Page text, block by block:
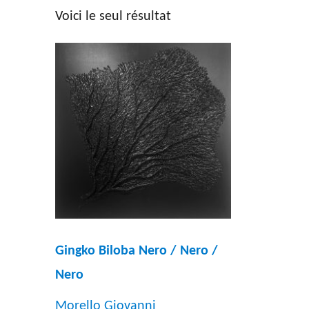
Sélection par artiste
Voici le seul résultat
Gingko Biloba Nero / Nero /
Nero
Morello Giovanni